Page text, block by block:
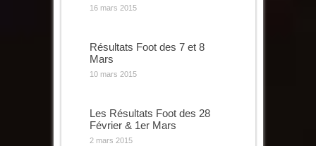
16 mars 2015
Résultats Foot des 7 et 8
Mars
10 mars 2015
Les Résultats Foot des 28
Février & 1er Mars
2 mars 2015